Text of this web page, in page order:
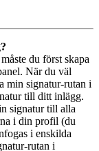
du först skapa
När du väl
min signatur-rutan i
till ditt inlägg.
signatur till alla
i din profil (du
i enskilda
rutan i